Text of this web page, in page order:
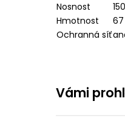
Nosnost
Hmotnost
Ochranná síť
Vámi